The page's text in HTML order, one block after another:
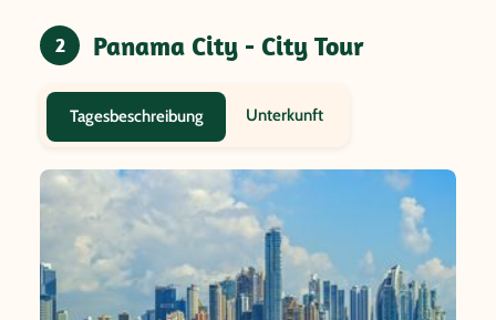
2 Panama City - City Tour
Tagesbeschreibung Unterkunft